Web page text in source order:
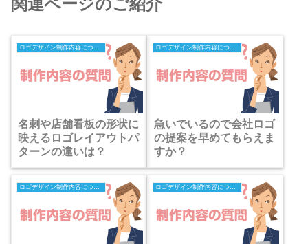
名刺や店舗看板の形状に
映えるロゴレイアウトパ
ターンの違いは？
急いでいるので会社ロゴ
の提案を早めてもらえま
すか？
ロゴデザイン制作内容についての質問 ロゴデザイン制作内容についての質問